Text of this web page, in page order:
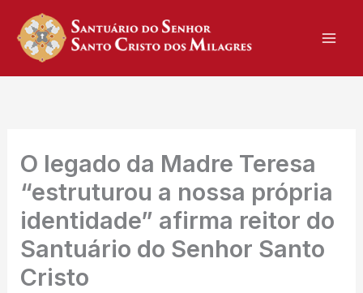
content
O legado da Madre Teresa
“estruturou a nossa própria
identidade” afirma reitor do
Santuário do Senhor Santo
Cristo